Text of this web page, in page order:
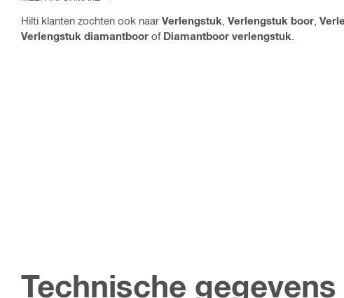
Hilti klanten zochten ook naar Verlengstuk Verlengstuk boor
Verlengstuk diamantboor of Diamantboor verlengstuk
Technische gegevens